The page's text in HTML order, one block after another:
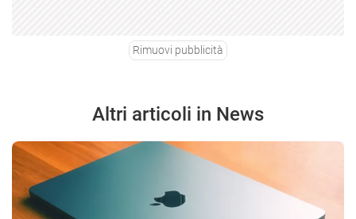
Rimuovi pubblicità
Altri articoli in News